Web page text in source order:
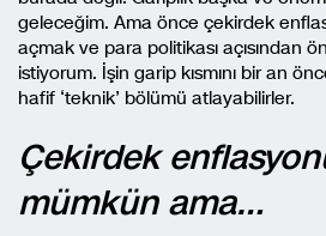
geleceğim. Ama önce çekirdek
açmak ve para politikası açısından
istiyorum. İşin garip kısmını bir an
hafif ‘teknik’ bölümü atlayabilirler.
Çekirdek
mümkün ama…